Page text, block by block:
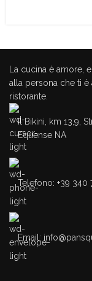
La cucina è amore,
alla persona che ti è
ristorante.
Il Bikini, km 13,9,
Equense NA
Telefono: +39 340
Email: